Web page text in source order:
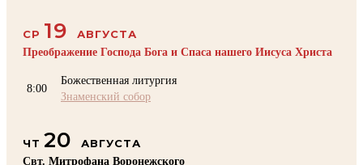
СР 19
АВГУСТА
Преображение Господа Бога и Спаса нашего Иисуса Христа
8:00
Божественная литургия
Знаменский собор
ЧТ 20
АВГУСТА
Свт. Митрофана Воронежского